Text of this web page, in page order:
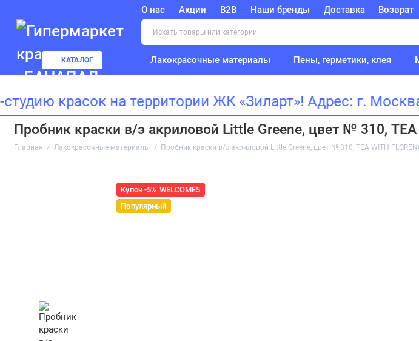
О нас Акции B2B Наши бренды Доставка Возврат
КАТАЛОГ Лакокрасочные материалы Пены, герметики, клея
красок на территории ЖК «Зиларт»! Адрес: г.
Пробник краски в/э акриловой Little Greene, цвет № 310, TEA
Главная Лакокрасочные материалы Пробник краски в/э акриловой Little Greene, цвет № 310, TEA WITH
Купон -5% WELCOME5
Популярный